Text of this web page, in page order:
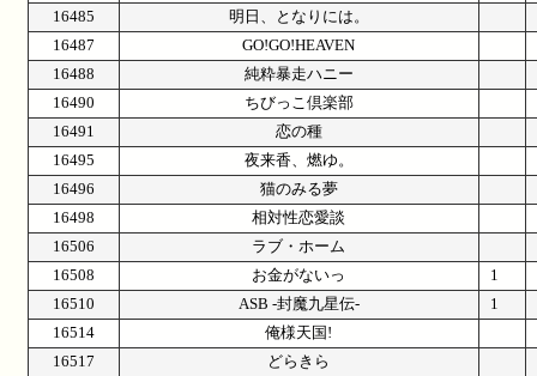
16485
明日、となりには。
16487
GO!GO!HEAVEN
16488
純粋暴走ハニー
16490
ちびっこ倶楽部
16491
恋の種
16495
夜来香、燃ゆ。
16496
猫のみる夢
16498
相対性恋愛談
16506
ラブ・ホーム
16508
お金がないっ
1
16510
ASB -封魔九星伝-
1
16514
俺様天国!
16517
どらきら